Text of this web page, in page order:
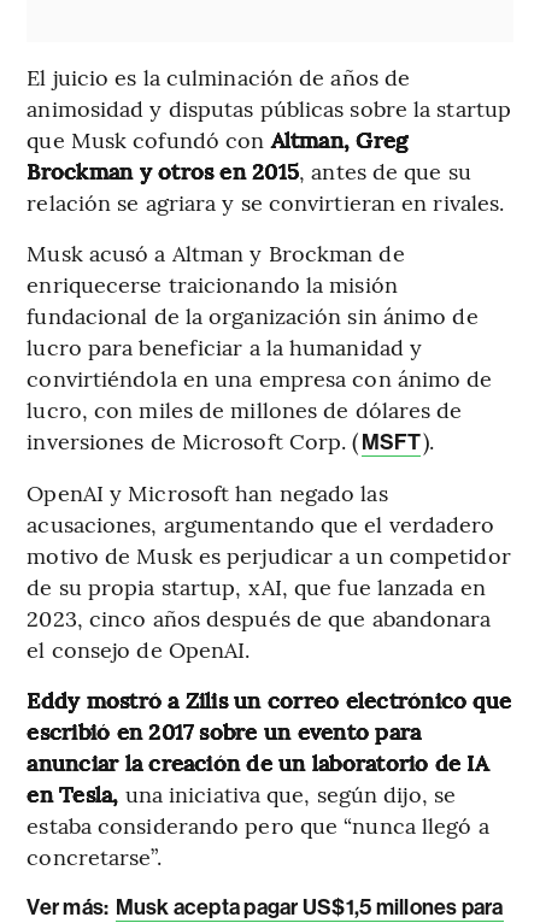
El juicio es la culminación de años de
animosidad y disputas públicas sobre la startup
que Musk cofundó conAltman, Greg
Brockman y otros en 2015, antes de que su
relación se agriara y se convirtieran en rivales.
Musk acusó a Altman y Brockman de
enriquecerse traicionando la misión
fundacional de la organización sin ánimo de
lucro para beneficiar a la humanidad y
convirtiéndola en una empresa con ánimo de
lucro, con miles de millones de dólares de
inversiones de Microsoft Corp. (MSFT).
OpenAI y Microsoft han negado las
acusaciones, argumentando que el verdadero
motivo de Musk es perjudicar a un competidor
de su propia startup, xAI, que fue lanzada en
2023, cinco años después de que abandonara
el consejo de OpenAI.
Eddy mostró a Zilis un correo electrónico que
escribió en 2017 sobre un evento para
anunciar la creación de un laboratorio de IA
en Tesla, una iniciativa que, según dijo, se
estaba considerando pero que “nunca llegó a
concretarse”.
Ver más: Musk acepta pagar US$1,5 millones para